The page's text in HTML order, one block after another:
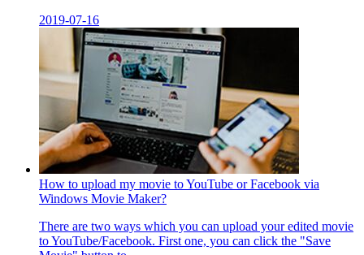
2019-07-16
How to upload my movie to YouTube or Facebook via
Windows Movie Maker?
There are two ways which you can upload your edited movie
to YouTube/Facebook. First one, you can click the "Save